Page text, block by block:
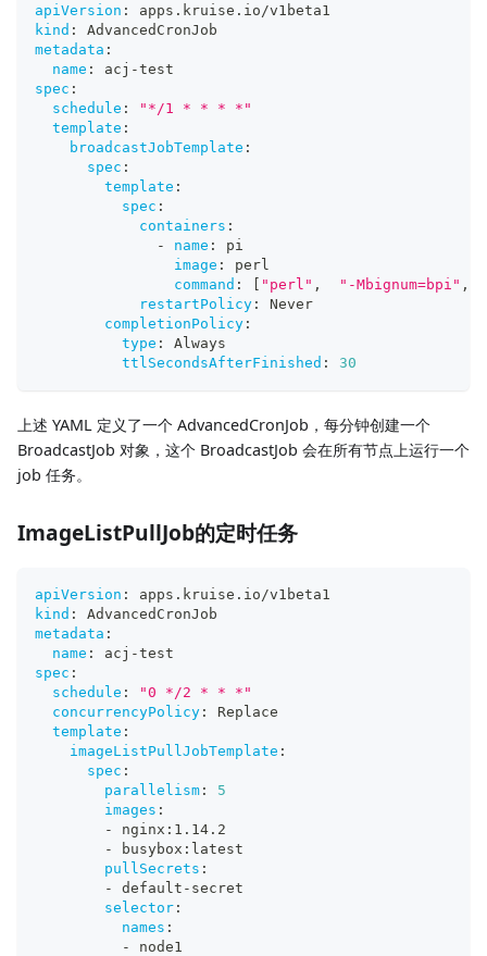
apiVersion :
apps.kruise.io/v1beta1
kind :
AdvancedCronJob
metadata :
name : acj -test
spec :
schedule :
"*/1 * * * *"
template :
broadcastJobTemplate :
spec :
template :
spec :
containers :
-
name :
pi
image :
perl
command : "perl" , "-Mbignum=bpi" ,
restartPolicy :
Never
completionPolicy :
type :
Always
ttlSecondsAfterFinished : 30
上述 YAML 定义了一个 AdvancedCronJob，每分钟创建一个
BroadcastJob 对象，这个 BroadcastJob 会在所有节点上运行一个
job 任务。
ImageListPullJob的定时任务
apiVersion :
apps.kruise.io/v1beta1
kind :
AdvancedCronJob
metadata :
name : acj -test
spec :
schedule :
"0 */2 * * *"
concurrencyPolicy :
Replace
template :
imageListPullJobTemplate :
spec :
parallelism :
5
images :
-
nginx : 1.14.2
-
busybox : latest
pullSecrets :
-
default - secret
selector :
names :
-
node1